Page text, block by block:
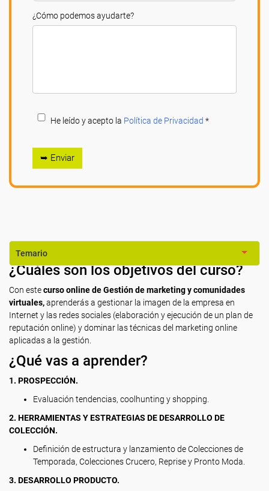
¿Cómo podemos ayudarte?
He leído y acepto la Política de Privacidad *
➥ Enviar
Temario
¿Cuáles son los objetivos del curso?
Con estecurso online de Gestión de marketing y comunidades
virtuales,aprenderás a gestionar la imagen de la empresa en
Internet y las redes sociales (elaboración y ejecución de un plan de
reputación online) y dominar las técnicas del marketing online
aplicadas a la gestión.
¿Qué vas a aprender?
1. PROSPECCIÓN.
Evaluación tendencias, coolhunting y shopping.
2. HERRAMIENTAS Y ESTRATEGIAS DE DESARROLLO DE
COLECCIÓN.
Definición de estructura y lanzamiento de Colecciones de
Temporada, Colecciones Crucero, Reprise y Pronto Moda.
3. DESARROLLO PRODUCTO.